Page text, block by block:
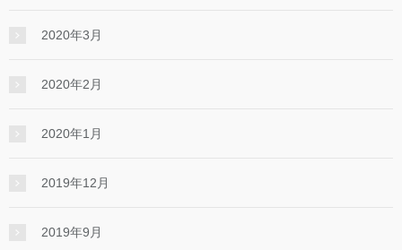
2020年3月
2020年2月
2020年1月
2019年12月
2019年9月